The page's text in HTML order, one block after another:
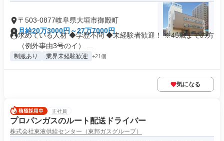
〒503-0877岐阜県大垣市御殿町
月給20万3000円～27万7000円
求めている人材 ◆学歴不問 ◆未経験者歓迎！ ※45歳までの方
（例外事由3号のイ） ...
制服あり 業界未経験歓迎 +21個
気になる
正社員
プロパンガスのルート配送ドライバー
株式会社東液供給センター（東邦ガスグループ）